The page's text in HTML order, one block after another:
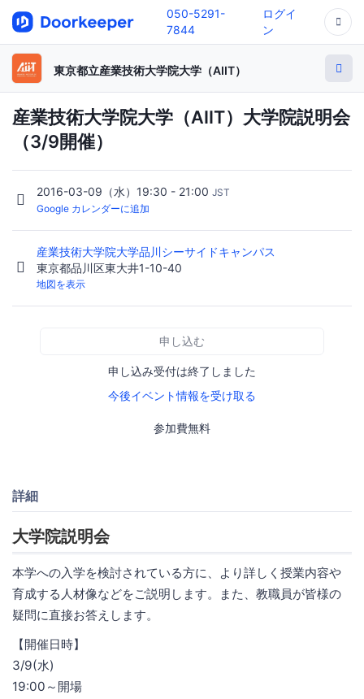
050-5291-
7844
ログイ
ン
東京都立産業技術大学院大学（AIIT）
産業技術大学院大学（AIIT）大学院説明会
（3/9開催）
2016-03-09（水）19:30 - 21:00 JST
Google カレンダーに追加
産業技術大学院大学品川シーサイドキャンパス
東京都品川区東大井1-10-40
地図を表示
申し込む
申し込み受付は終了しました
今後イベント情報を受け取る
参加費無料
詳細
大学院説明会
本学への入学を検討されている方に、より詳しく授業内容や
育成する人材像などをご説明します。また、教職員が皆様の
疑問に直接お答えします。
【開催日時】
3/9(水)
19:00～開場